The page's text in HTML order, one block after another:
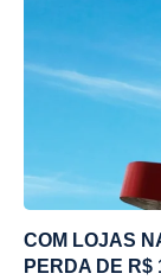
COM LOJAS
PERDA DE